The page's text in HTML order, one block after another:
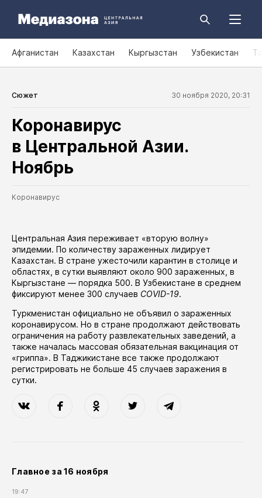
Афганистан Казахстан Кыргызстан Узбекистан
Сюжет 30 ноября 2020, 20:31
Коронавирус
в Центральной Азии.
Ноябрь
Коронавирус
Центральная Азия переживает «вторую волну»
эпидемии. По количеству зараженных лидирует
Казахстан. В стране ужесточили карантин в столице и
областях , в сутки выявляют около 900 зараженных, в
Кыргызстане — порядка 500. В Узбекистане в среднем
фиксируют менее 300 случаев COVID-19.
Туркменистан официально не объявил о зараженных
коронавирусом. Но в стране продолжают действовать
ограничения на работу развлекательных заведений, а
также началась массовая обязательная вакцинация от
«гриппа». В Таджикистане все также продолжают
регистрировать не больше 45 случаев заражения в
сутки.
Главное за 16 ноября
19:47